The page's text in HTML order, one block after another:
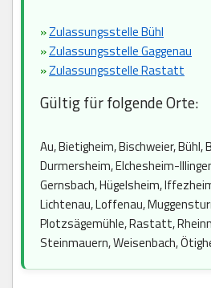
»Zulassungsstelle Bühl
»Zulassungsstelle Gaggenau
»Zulassungsstelle Rastatt
Gültig für folgende Orte:
Au, Bietigheim, Bischweier, Bühl,
Durmersheim, Elchesheim-
Gernsbach, Hügelsheim,
Lichtenau, Loffenau,
Plotzsägemühle, Rastatt,
Steinmauern, Weisenbach,